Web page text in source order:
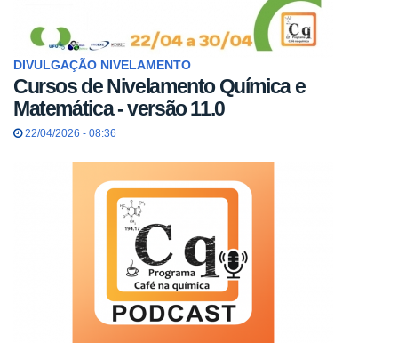
DIVULGAÇÃO NIVELAMENTO
Cursos de Nivelamento Química e
Matemática - versão 11.0
22/04/2026 - 08:36